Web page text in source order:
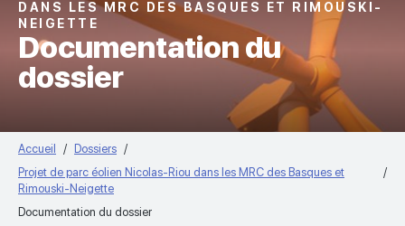
DANS LES MRC DES BASQUES ET RIMOUSKI-
NEIGETTE
Documentation du
dossier
Accueil
Dossiers
Projet de parc éolien Nicolas-Riou dans les MRC des Basques et
Rimouski-Neigette
Documentation du dossier